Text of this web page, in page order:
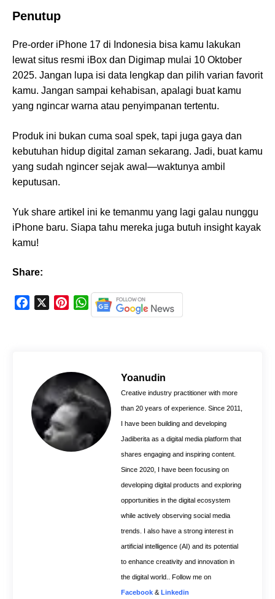
Penutup
Pre-order iPhone 17 di Indonesia bisa kamu lakukan
lewat situs resmi iBox dan Digimap mulai 10 Oktober
2025. Jangan lupa isi data lengkap dan pilih varian favorit
kamu. Jangan sampai kehabisan, apalagi buat kamu
yang ngincar warna atau penyimpanan tertentu.
Produk ini bukan cuma soal spek, tapi juga gaya dan
kebutuhan hidup digital zaman sekarang. Jadi, buat kamu
yang sudah ngincer sejak awal—waktunya ambil
keputusan.
Yuk share artikel ini ke temanmu yang lagi galau nunggu
iPhone baru. Siapa tahu mereka juga butuh insight kayak
kamu!
Share:
k
r
e
s
t
W
h
A
p
p
Yoanudin
Creative industry practitioner with more
than 20 years of experience. Since 2011,
I have been building and developing
Jadiberita as a digital media platform that
shares engaging and inspiring content.
Since 2020, I have been focusing on
developing digital products and exploring
opportunities in the digital ecosystem
while actively observing social media
trends. I also have a strong interest in
artificial intelligence (AI) and its potential
to enhance creativity and innovation in
the digital world.. Follow me on
Facebook & Linkedin